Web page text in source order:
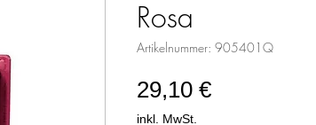
Rosa
Artikelnummer: 905401Q
29,10 €Preis
inkl. MwSt.